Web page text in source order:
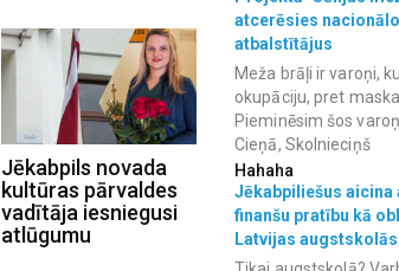
Jēkabpils novada
kultūras pārvaldes
vadītāja iesniegusi
atlūgumu
atcerēsies
atbalstītājus
Meža brāļi ir varoņi,
okupāciju, pret
Pieminēsim šos
Cieņā, Skolnieciņš
Hahaha
Jēkabpiliešus
finanšu pratību kā
Latvijas augstskolās